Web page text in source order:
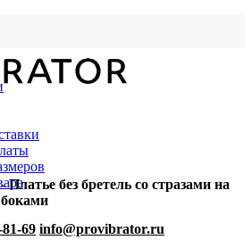
69 info@provibrator.ru
Платье без бретель со стразами на